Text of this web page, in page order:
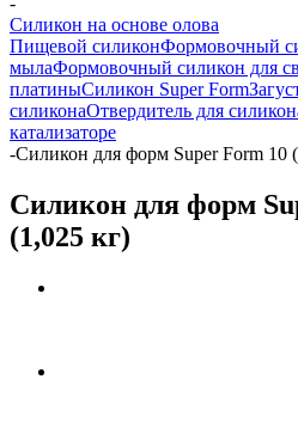
Силикон на основе олова
Пищевой силиконФормовочный
мылаФормовочный силикон для
платиныСиликон Super Form
силиконаОтвердитель для
катализаторе
-Силикон для форм Super Form 10
Силикон для форм
(1,025 кг)